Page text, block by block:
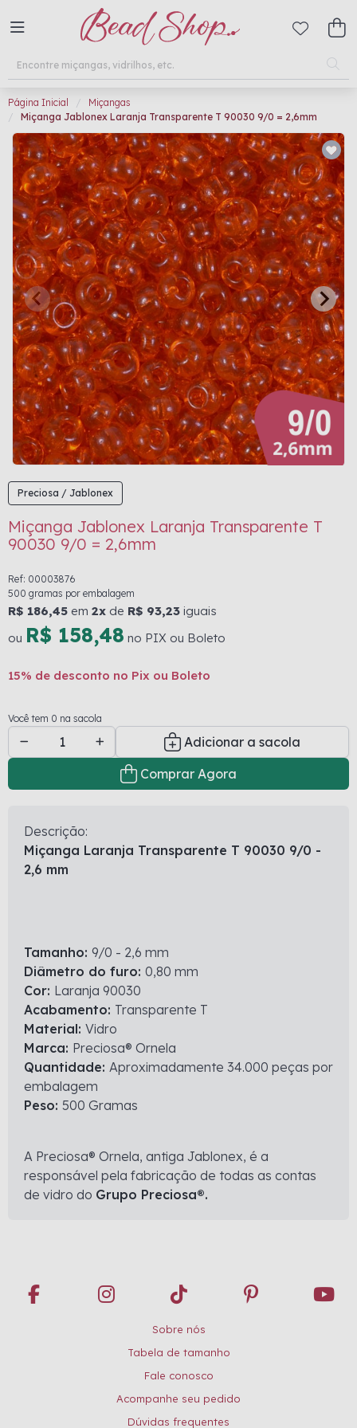
Página Inicial
Miçangas
Miçanga Jablonex Laranja Transparente T 90030 9/0 = 2,6mm
Preciosa / Jablonex
Miçanga Jablonex Laranja Transparente T
90030 9/0 = 2,6mm
Ref: 00003876
500 gramas por embalagem
R$ 186,45 em 2x de R$ 93,23 iguais
ou R$ 158,48 no PIX ou Boleto
15% de desconto no Pix ou Boleto
Você tem 0 na sacola
Adicionar a sacola
Comprar Agora
Descrição:
Miçanga Laranja Transparente T 90030 9/0 -
2,6 mm
Tamanho: 9/0 - 2,6 mm
Diâmetro do furo: 0,80 mm
Cor: Laranja 90030
Acabamento: Transparente T
Material: Vidro
Marca: Preciosa® Ornela
Quantidade: Aproximadamente 34.000 peças por
embalagem
Peso: 500 Gramas
A Preciosa® Ornela, antiga Jablonex, é a
responsável pela fabricação de todas as contas
de vidro do Grupo Preciosa®.
Sobre nós
Tabela de tamanho
Fale conosco
Acompanhe seu pedido
Dúvidas frequentes